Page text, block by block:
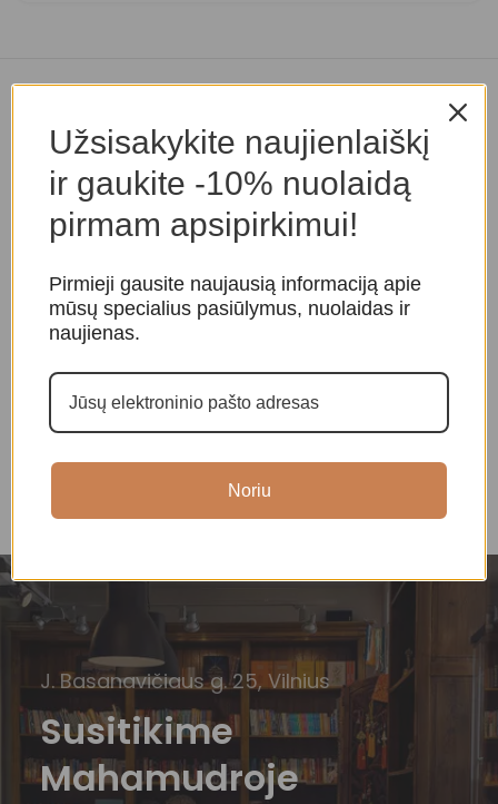
Raktų pakabukas „Budos
Raktų pakabukas „Buda”
Amuletai, papuošalai, Raktų
J. Basanavičiaus g. 25, Vilnius
Susitikime
Mahamudroje
Užsisakykite naujienlaiškį
ir gaukite -10% nuolaidą
pirmam apsipirkimui!
Pirmieji gausite naujausią informaciją apie
mūsų specialius pasiūlymus, nuolaidas ir
naujienas.
Noriu